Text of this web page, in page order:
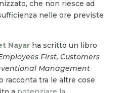
che non riesce ad
nelle ore previste
Nayar ha scritto un libro
First, Customers
Management
racconta tra le altre cose